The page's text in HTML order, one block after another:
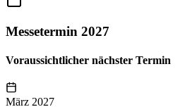
Messetermin 2027
Voraussichtlicher nächster Termin
März 2027